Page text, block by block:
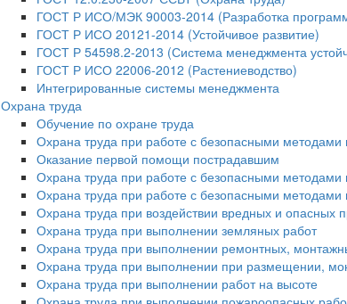
ГОСТ Р ИСО/МЭК 90003-2014 (Разработка
ГОСТ Р ИСО 20121-2014 (Устойчивое развитие)
ГОСТ Р 54598.2-2013 (Система менеджмента
ГОСТ Р ИСО 22006-2012 (Растениеводство)
Интегрированные системы менеджмента
Охрана труда
Обучение по охране труда
Охрана труда при работе с безопасными методами
Оказание первой помощи пострадавшим
Охрана труда при работе с безопасными
Охрана труда при работе с безопасными
Охрана труда при воздействии вредных и опасных
Охрана труда при выполнении земляных работ
Охрана труда при выполнении ремонтных,
Охрана труда при выполнении при размещении,
Охрана труда при выполнении работ на высоте